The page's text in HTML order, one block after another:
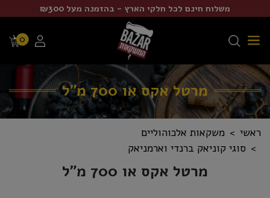
משלוח חינם לכל חלקי הארץ - בהזמנה מעל ₪300
0
מרטל אקס או 700 מ"ל
ראשי
משקאות אלכוהוליים
סוגי קוניאק ברנדי וארמניאק
מרטל אקס או 700 מ"ל